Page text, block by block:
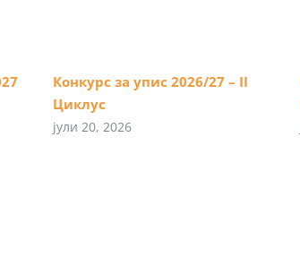
Конкурс за упис 2026/27 – II
Циклус
јули 20, 2026